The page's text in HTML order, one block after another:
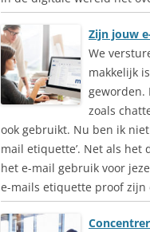
Zijn jouw
We
makkelijk
geworden.
zoals
ook gebruikt. Nu ben ik
mail etiquette’. Net als het
het e-mail gebruik voor
e-mails etiquette proof zijn